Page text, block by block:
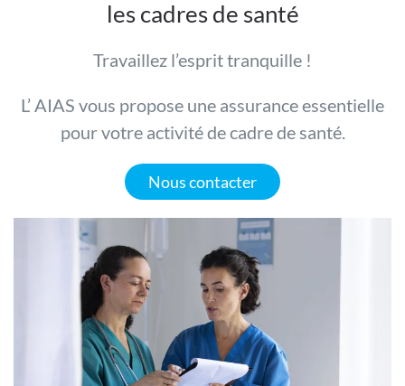
les cadres de santé
Travaillez l’esprit tranquille !
L’ AIAS vous propose une assurance essentielle
pour votre activité de cadre de santé.
Nous contacter